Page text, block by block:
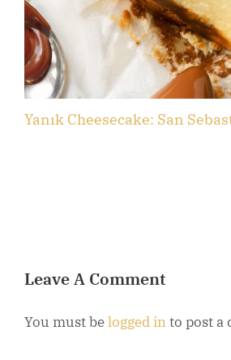
Yanık Cheesecake: San
Leave A Comment
You must belogged into post a